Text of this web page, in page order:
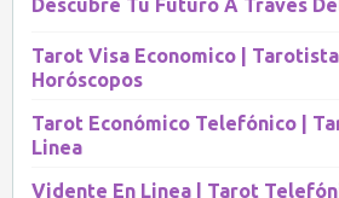
Descubre Tu Futuro A Traves
Tarot Visa Economico |
Horóscopos
Tarot Económico Telefónico |
Linea
Vidente En Linea | Tarot